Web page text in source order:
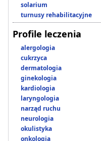
solarium
turnusy rehabilitacyjne
Profile leczenia
alergologia
cukrzyca
dermatologia
ginekologia
kardiologia
laryngologia
narząd ruchu
neurologia
okulistyka
onkologia